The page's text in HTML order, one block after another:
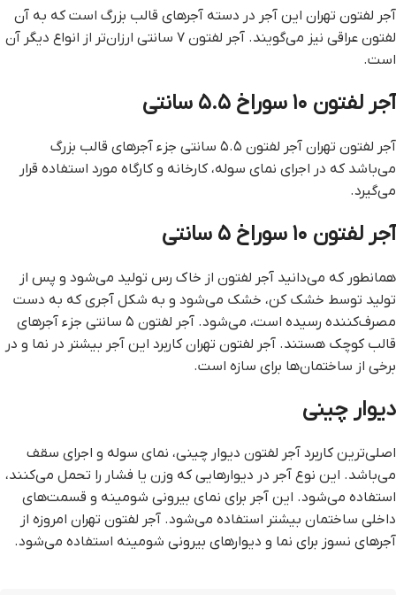
آجر لفتون تهران این آجر در دسته آجرهای قالب بزرگ است که به آن
لفتون عراقی نیز می‌گویند. آجر لفتون ۷ سانتی ارزان‌تر از انواع دیگر آن
است.
آجر لفتون ۱۰ سوراخ ۵.۵ سانتی
آجر لفتون تهران آجر لفتون ۵.۵ سانتی جزء آجرهای قالب بزرگ
می‌باشد که در اجرای نمای سوله، کارخانه و کارگاه مورد استفاده قرار
می‌گیرد.
آجر لفتون ۱۰ سوراخ ۵ سانتی
همانطور که می‌دانید آجر لفتون از خاک رس تولید می‌شود و پس از
تولید توسط خشک کن، خشک می‌شود و به شکل آجری که به دست
مصرف‌کننده رسیده است، می‌شود. آجر لفتون ۵ سانتی جزء آجرهای
قالب کوچک هستند. آجر لفتون تهران کاربرد این آجر بیشتر در نما و در
برخی از ساختمان‌ها برای سازه است.
دیوار چینی
اصلی‌ترین کاربرد آجر لفتون دیوار چینی، نمای سوله و اجرای سقف
می‌باشد. این نوع آجر در دیوارهایی که وزن یا فشار را تحمل می‌کنند،
استفاده می‌شود. این آجر برای نمای بیرونی شومینه و قسمت‌های
داخلی ساختمان بیشتر استفاده می‌شود. آجر لفتون تهران امروزه از
آجرهای نسوز برای نما و دیوارهای بیرونی شومینه استفاده می‌شود.